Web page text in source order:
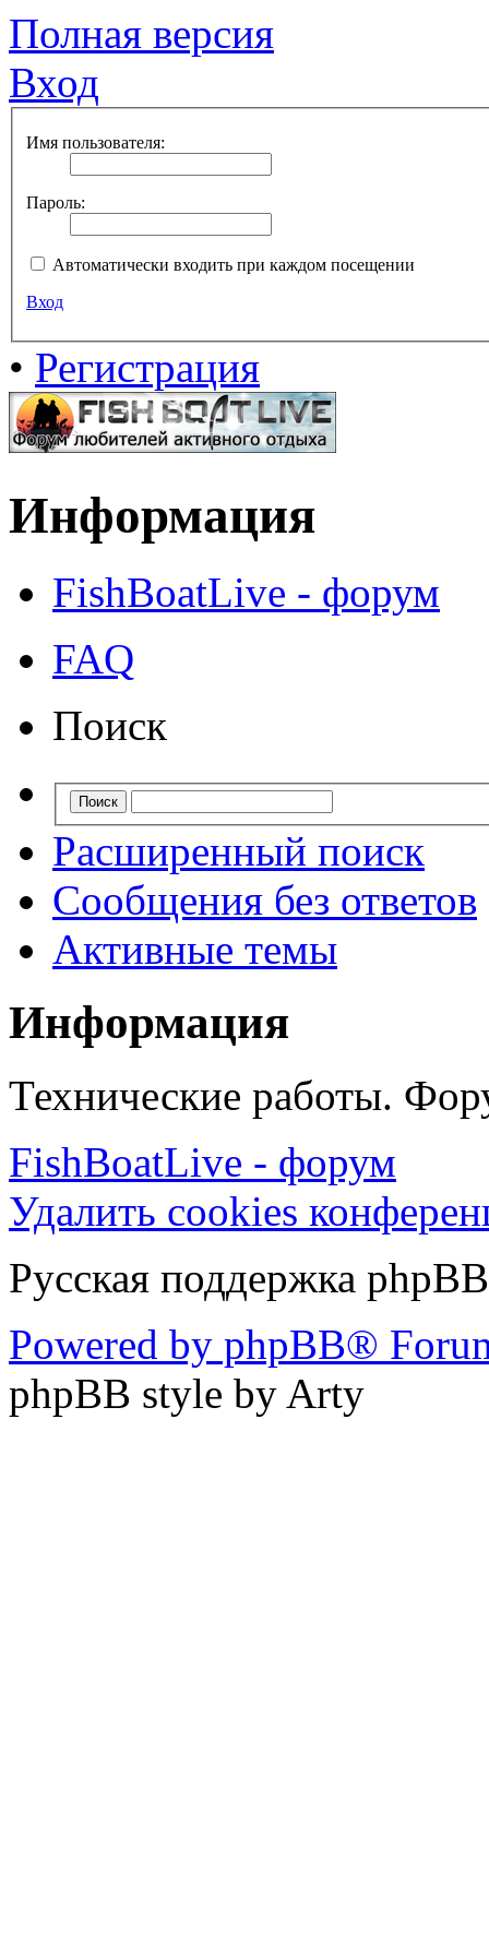
Полная версия
Вход
Имя пользователя:
Пароль:
Автоматически входить при каждом посещении
Вход
• Регистрация
Информация
FishBoatLive - форум
FAQ
Поиск
Расширенный поиск
Сообщения без ответов
Активные темы
Информация
Технические работы.
FishBoatLive - форум
Удалить cookies
Русская поддержка phpBB
Powered by phpBB®
phpBB style by Arty